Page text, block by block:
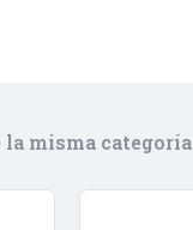
la misma categoría